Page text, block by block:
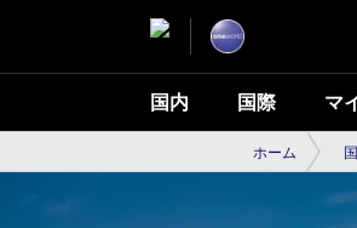
国内 国際 マ
ホーム